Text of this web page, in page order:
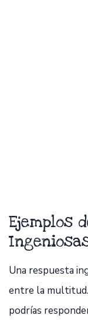
Ejemplos
Una respuesta
entre la
podrías